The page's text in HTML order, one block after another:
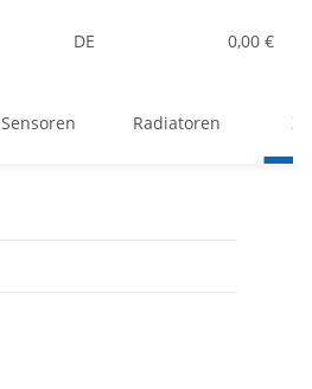
DE 0,00 €
Sensoren Radiatoren